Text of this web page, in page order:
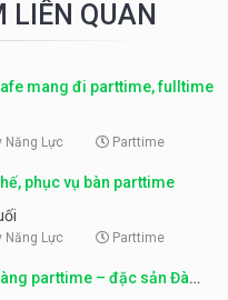
LIÊN QUAN
mang đi parttime, fulltime
Năng Lực Parttime
phục vụ bàn parttime
Năng Lực Parttime
parttime – đặc sản Đà